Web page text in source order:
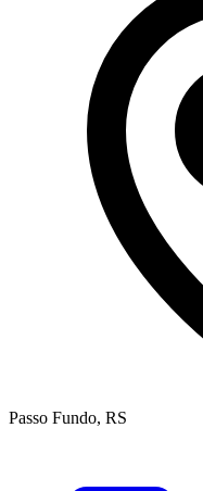
Passo Fundo, RS